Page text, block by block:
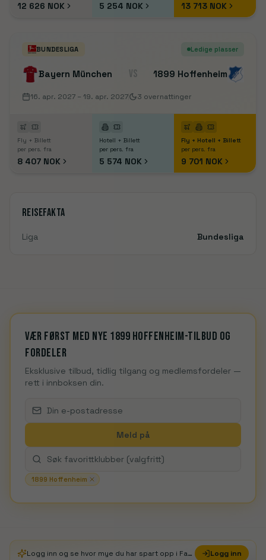
12 626 NOK 5 254 NOK 13 713 NOK
BUNDESLIGA Ledige plasser
Bayern München VS 1899 Hoffenheim
16. apr. 2027 – 19. apr. 2027 3 overnattinger
Fly + Billett
per pers. fra
8 407 NOK
Hotell + Billett
per pers. fra
5 574 NOK
Fly + Hotell + Billett
per pers. fra
9 701 NOK
Reisefakta
Liga Bundesliga
Vær først med nye 1899 Hoffenheim-tilbud og
fordeler
Eksklusive tilbud, tidlig tilgang og medlemsfordeler —
rett i innboksen din.
Meld på
1899 Hoffenheim
Logg inn og se hvor mye du har spart opp i FanDays Credits Logg inn